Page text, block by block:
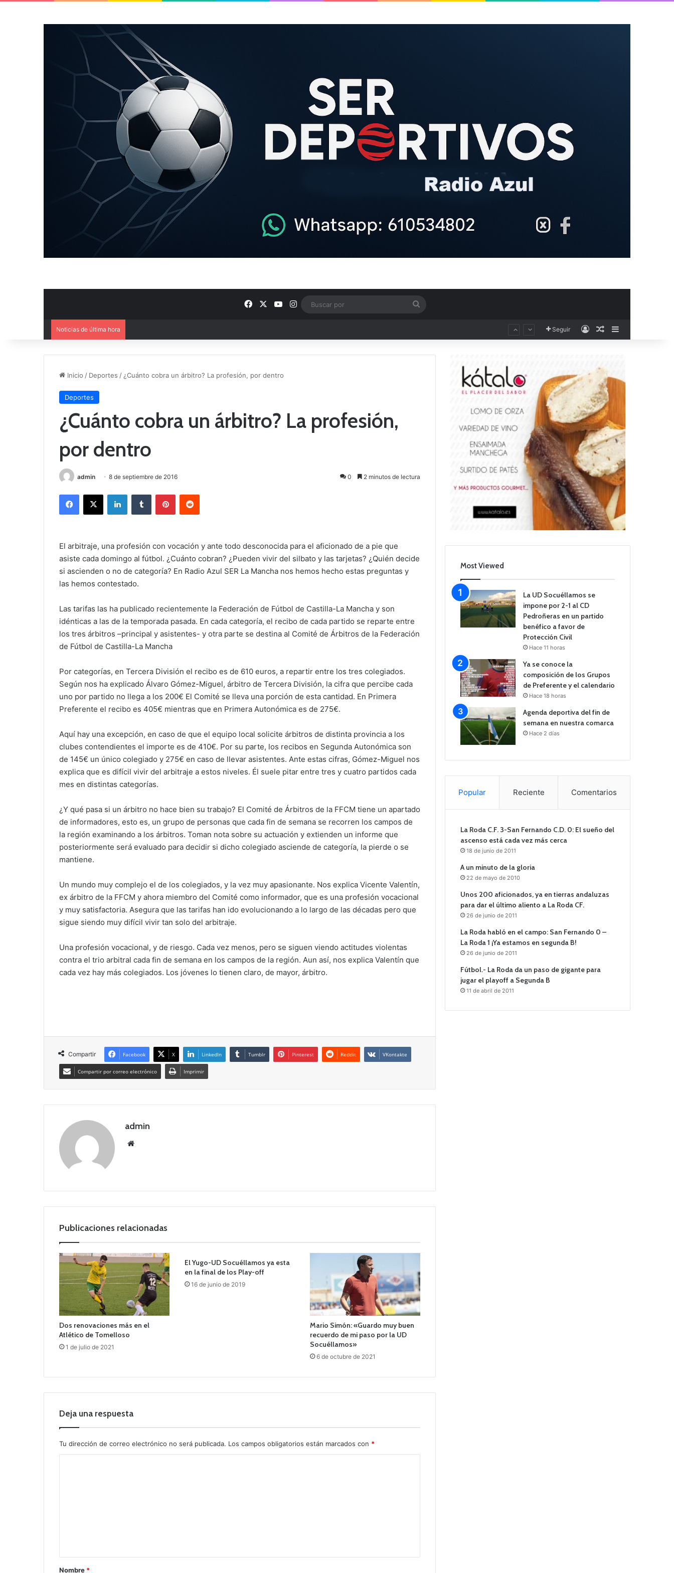
FacebookYouTube
Instagram
Noticias de última hora Seguir AccesoPublicación al
Inicio / Deportes / ¿Cuánto cobra un árbitro? La profesión, por dentro
Deportes
¿Cuánto cobra un árbitro? La profesión,
por dentro
admin 8 de septiembre de 2016 0 2 minutos de lectura
El arbitraje, una profesión con vocación y ante todo desconocida para el aficionado de a pie que
asiste cada domingo al fútbol. ¿Cuánto cobran? ¿Pueden vivir del silbato y las tarjetas? ¿Quién decide
si ascienden o no de categoría? En Radio Azul SER La Mancha nos hemos hecho estas preguntas y
las hemos contestado.
Las tarifas las ha publicado recientemente la Federación de Fútbol de Castilla-La Mancha y son
idénticas a las de la temporada pasada. En cada categoría, el recibo de cada partido se reparte entre
los tres árbitros –principal y asistentes- y otra parte se destina al Comité de Árbitros de la Federación
de Fútbol de Castilla-La Mancha
Por categorías, en Tercera División el recibo es de 610 euros, a repartir entre los tres colegiados.
Según nos ha explicado Álvaro Gómez-Miguel, árbitro de Tercera División, la cifra que percibe cada
uno por partido no llega a los 200€ El Comité se lleva una porción de esta cantidad. En Primera
Preferente el recibo es 405€ mientras que en Primera Autonómica es de 275€.
Aquí hay una excepción, en caso de que el equipo local solicite árbitros de distinta provincia a los
clubes contendientes el importe es de 410€. Por su parte, los recibos en Segunda Autonómica son
de 145€ un único colegiado y 275€ en caso de llevar asistentes. Ante estas cifras, Gómez-Miguel nos
explica que es difícil vivir del arbitraje a estos niveles. Él suele pitar entre tres y cuatro partidos cada
mes en distintas categorías.
¿Y qué pasa si un árbitro no hace bien su trabajo? El Comité de Árbitros de la FFCM tiene un apartado
de informadores, esto es, un grupo de personas que cada fin de semana se recorren los campos de
la región examinando a los árbitros. Toman nota sobre su actuación y extienden un informe que
posteriormente será evaluado para decidir si dicho colegiado asciende de categoría, la pierde o se
mantiene.
Un mundo muy complejo el de los colegiados, y la vez muy apasionante. Nos explica Vicente Valentín,
ex árbitro de la FFCM y ahora miembro del Comité como informador, que es una profesión vocacional
y muy satisfactoria. Asegura que las tarifas han ido evolucionando a lo largo de las décadas pero que
sigue siendo muy difícil vivir tan solo del arbitraje.
Una profesión vocacional, y de riesgo. Cada vez menos, pero se siguen viendo actitudes violentas
contra el trio arbitral cada fin de semana en los campos de la región. Aun así, nos explica Valentín que
cada vez hay más colegiados. Los jóvenes lo tienen claro, de mayor, árbitro.
Compartir Facebook X LinkedIn Tumblr Pinterest Reddit VKontakte
Compartir por correo electrónico Imprimir
admin
Publicaciones relacionadas
Dos renovaciones más en el
Atlético de Tomelloso
1 de julio de 2021
El Yugo-UD Socuéllamos ya esta
en la final de los Play-off
16 de junio de 2019
Mario Simón: «Guardo muy buen
recuerdo de mi paso por la UD
Socuéllamos»
6 de octubre de 2021
Deja una respuesta
Tu dirección de correo electrónico no será publicada. Los campos obligatorios están marcados con *
rNombre *
Most Viewed
La UD Socuéllamos se
impone por 2-1 al CD
Pedroñeras en un partido
benéfico a favor de
Protección Civil
Hace 11 horas
Ya se conoce la
composición de los Grupos
de Preferente y el calendario
Hace 18 horas
Agenda deportiva del fin de
semana en nuestra comarca
Hace 2 días
Popular Reciente Comentarios
La Roda C.F. 3-San Fernando C.D. 0: El sueño del
ascenso está cada vez más cerca
18 de junio de 2011
A un minuto de la gloria
22 de mayo de 2010
Unos 200 aficionados, ya en tierras andaluzas
para dar el último aliento a La Roda CF.
26 de junio de 2011
La Roda habló en el campo: San Fernando 0 –
La Roda 1 ¡Ya estamos en segunda B!
26 de junio de 2011
Fútbol.- La Roda da un paso de gigante para
jugar el playoff a Segunda B
11 de abril de 2011